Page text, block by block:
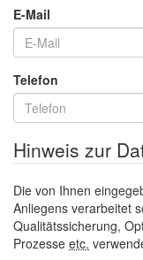
E-Mail
Telefon
Hinweis zur
Die von Ihnen
Anliegens verarbeitet
Qualitätssicherung,
Prozesse etc.